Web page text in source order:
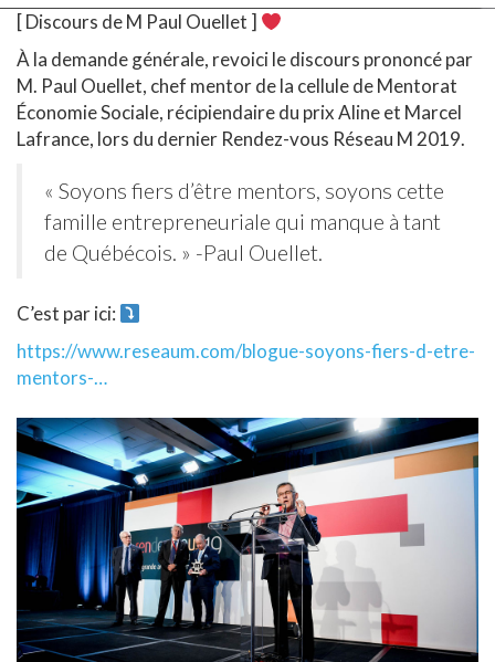
[ Discours de M Paul Ouellet ]
À la demande générale, revoici le discours prononcé par
M. Paul Ouellet, chef mentor de la cellule de Mentorat
Économie Sociale, récipiendaire du prix Aline et Marcel
Lafrance, lors du dernier Rendez-vous Réseau M 2019.
« Soyons fiers d’être mentors, soyons cette
famille entrepreneuriale qui manque à tant
de Québécois. » -Paul Ouellet.
C’est par ici:
https://www.reseaum.com/blogue-soyons-fiers-d-etre-
mentors-…